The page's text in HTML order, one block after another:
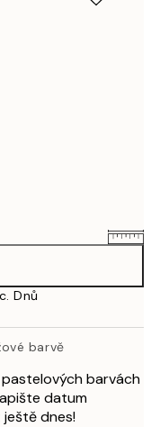
869 Kč
1 079 Kč
Dnů
barvě
pastelových barvách
datum
dnes!